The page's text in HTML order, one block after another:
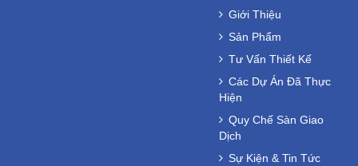
Giới Thiệu
Sản Phẩm
Tư Vấn Thiết Kế
Các Dự Án Đã Thực
Hiện
Quy Chế Sàn Giao
Dịch
Sự Kiện & Tin Tức